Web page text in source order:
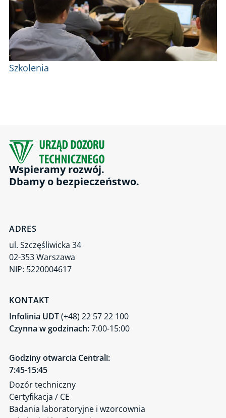
Szkolenia
Wspieramy rozwój.
Dbamy o bezpieczeństwo.
ADRES
ul. Szczęśliwicka 34
02-353 Warszawa
NIP: 5220004617
KONTAKT
Infolinia UDT(+48) 22 57 22 100
Czynna w godzinach:7:00-15:00
Godziny otwarcia Centrali:
7:45-15:45
Dozór techniczny
Certyfikacja / CE
Badania laboratoryjne i wzorcownia